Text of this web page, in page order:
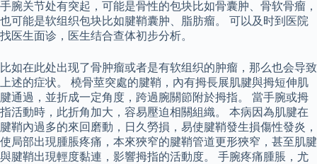
手腕关节处有突起，可能是骨性的包块比如骨囊肿、骨软骨瘤，
也可能是软组织包块比如腱鞘囊肿、脂肪瘤。 可以及时到医院
找医生面诊，医生结合查体初步分析。
比如在此处出现了骨肿瘤或者是有软组织的肿瘤，那么也会导致
上述的症状。 橈骨莖突處的腱鞘，內有拇長展肌腱與拇短伸肌
腱通過，並折成一定角度，跨過腕關節附於拇指。 當手腕或拇
指活動時，此折角加大，容易壓迫相關組織。 本病因為肌腱在
腱鞘內過多的來回磨動，日久勞損，易使腱鞘發生損傷性發炎，
使局部出現腫脹疼痛，本來狹窄的腱鞘管道更形狹窄，甚至肌腱
與腱鞘出現輕度黏連，影響拇指的活動度。 手腕疼痛腫脹，尤